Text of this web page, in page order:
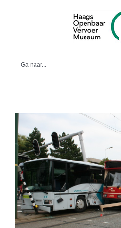
Ga naar...